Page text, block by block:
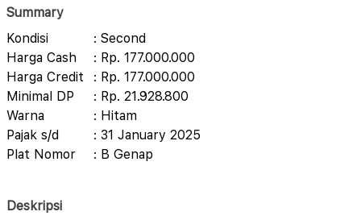
Summary
Kondisi
: Second
Harga Cash
: Rp. 177.000.000
Harga Credit
: Rp. 177.000.000
Minimal DP
: Rp. 21.928.800
Warna
: Hitam
Pajak s/d
: 31 January 2025
Plat Nomor
: B Genap
Deskripsi